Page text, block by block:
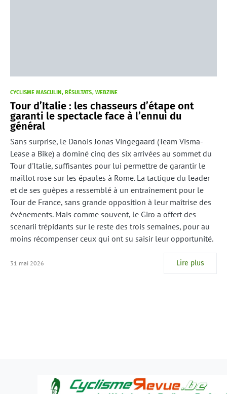
CYCLISME MASCULIN RÉSULTATS WEBZINE
Tour d’Italie : les chasseurs d’étape ont
garanti le spectacle face à l’ennui du
général
Sans surprise, le Danois Jonas Vingegaard (Team Visma-
Lease a Bike) a dominé cinq des six arrivées au sommet du
Tour d'Italie, suffisantes pour lui permettre de garantir le
maillot rose sur les épaules à Rome. La tactique du leader
et de ses guêpes a ressemblé à un entraînement pour le
Tour de France, sans grande opposition à leur maîtrise des
événements. Mais comme souvent, le Giro a offert des
scenarii trépidants sur le reste des trois semaines, pour au
moins récompenser ceux qui ont su saisir leur opportunité.
31 mai 2026 Lire plus